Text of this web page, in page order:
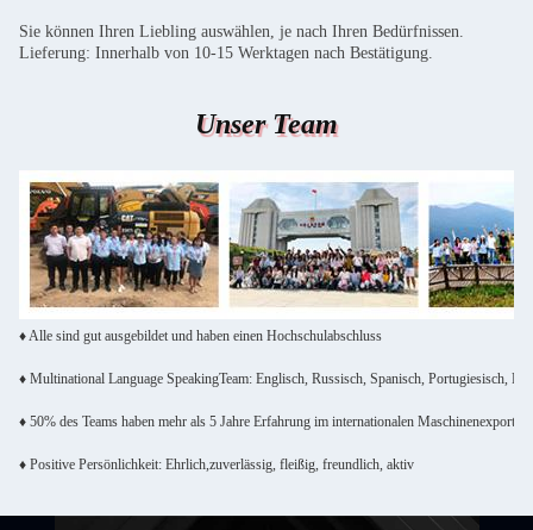
Sie können Ihren Liebling auswählen, je nach Ihren Bedürfnissen.
Lieferung: Innerhalb von 10-15 Werktagen nach Bestätigung.
Unser Team
♦ Alle sind gut ausgebildet und haben einen Hochschulabschluss
♦ Multinational Language SpeakingTeam: Englisch, Russisch, Spanisch, Portugiesisch,
♦ 50% des Teams haben mehr als 5 Jahre Erfahrung im internationalen Maschinenexport
♦ Positive Persönlichkeit: Ehrlich,zuverlässig, fleißig, freundlich, aktiv